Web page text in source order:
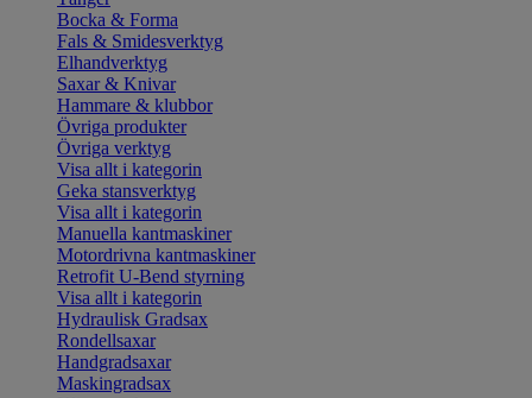
Bocka & Forma
Fals & Smidesverktyg
Elhandverktyg
Saxar & Knivar
Hammare & klubbor
Övriga produkter
Övriga verktyg
Visa allt i kategorin
Geka stansverktyg
Visa allt i kategorin
Manuella kantmaskiner
Motordrivna kantmaskiner
Retrofit U-Bend styrning
Visa allt i kategorin
Hydraulisk Gradsax
Rondellsaxar
Handgradsaxar
Maskingradsax